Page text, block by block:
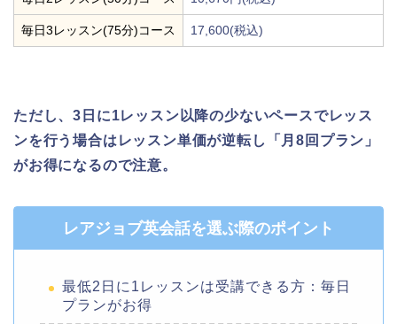
毎日3レッスン(75分)コース 17,600(税込)
ただし、3日に1レッスン以降の少ないペースでレッス
ンを行う場合はレッスン単価が逆転し「月8回プラン」
がお得になるので注意。
レアジョブ英会話を選ぶ際のポイント
最低2日に1レッスンは受講できる方：毎日
プランがお得